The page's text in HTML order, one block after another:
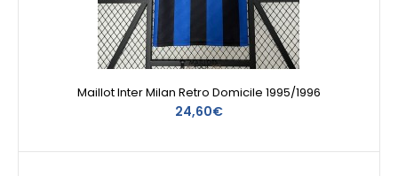
Maillot Inter Milan Retro Domicile 1995/1996
24,60€